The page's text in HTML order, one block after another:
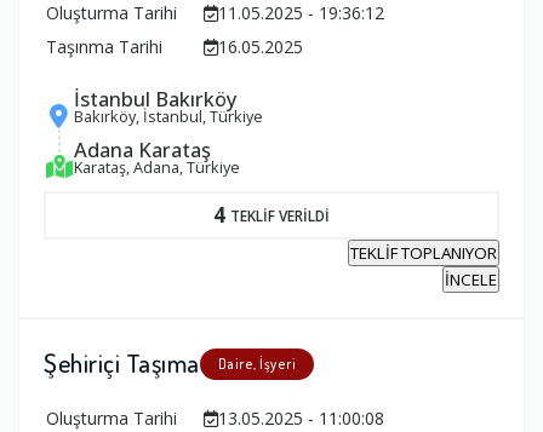
Oluşturma Tarihi
11.05.2025 - 19:36:12
Taşınma Tarihi
16.05.2025
İstanbul Bakırköy
Bakırköy, İstanbul, Türkiye
Adana Karataş
Karataş, Adana, Türkiye
4 TEKLİF VERİLDİ
TEKLİF TOPLANIYOR
İNCELE
Şehiriçi Taşıma Daire, İşyeri
Oluşturma Tarihi
13.05.2025 - 11:00:08